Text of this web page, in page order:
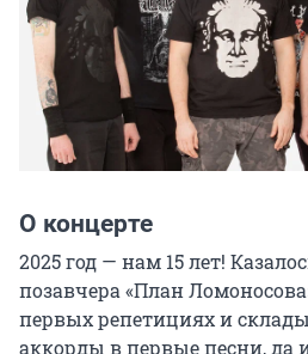
О концерте
2025 год — нам 15 лет!
позавчера «План
первых репетициях и
аккорды в первые песни, да